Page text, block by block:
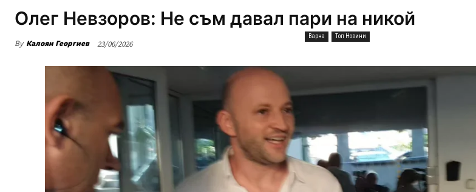
Олег Невзоров: Не съм давал пари на никой
By Калоян Георгиев 23/06/2026
Варна Топ Новини